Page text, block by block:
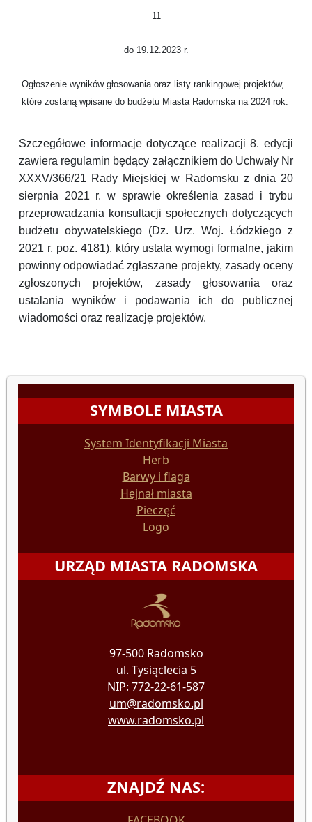
11
do 19.12.2023 r.
Ogłoszenie wyników głosowania oraz listy rankingowej projektów,
które zostaną wpisane do budżetu Miasta Radomska na 2024 rok.
Szczegółowe informacje dotyczące realizacji 8. edycji
zawiera regulamin będący załącznikiem do Uchwały Nr
XXXV/366/21 Rady Miejskiej w Radomsku z dnia 20
sierpnia 2021 r. w sprawie określenia zasad i trybu
przeprowadzania konsultacji społecznych dotyczących
budżetu obywatelskiego (Dz. Urz. Woj. Łódzkiego z
2021 r. poz. 4181), który ustala wymogi formalne, jakim
powinny odpowiadać zgłaszane projekty, zasady oceny
zgłoszonych projektów, zasady głosowania oraz
ustalania wyników i podawania ich do publicznej
wiadomości oraz realizację projektów.
SYMBOLE MIASTA
System Identyfikacji Miasta
Herb
Barwy i flaga
Hejnał miasta
Pieczęć
Logo
URZĄD MIASTA RADOMSKA
97-500 Radomsko
ul. Tysiąclecia 5
NIP: 772-22-61-587
um@radomsko.pl
www.radomsko.pl
ZNAJDŹ NAS: